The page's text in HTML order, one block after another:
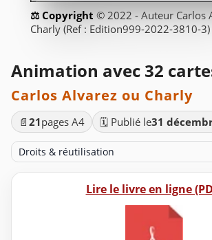
© 2022 - Auteur Carlos
Charly (Ref : Edition999-2022-3810-3)
Animation avec 32
Carlos Alvarez ou Charly
📄 21pages A4 🗓️ Publié le31
Droits & réutilisation
Lire le livre en ligne